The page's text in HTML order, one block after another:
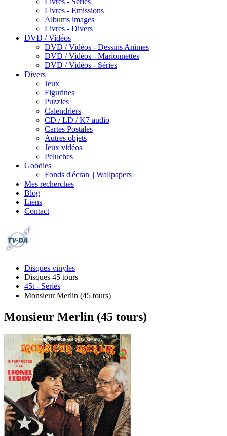
Livres - Emissions
Albums images
Livres - Divers
DVD / Vidéos
DVD / Vidéos - Dessins Animes
DVD / Vidéos - Marionnettes
DVD / Vidéos - Séries
Divers
Jeux
Figurines
Puzzles
Calendriers
CD / LD / K7 audio
Cartes Postales
Autres objets
Jeux vidéos
Peluches
Goodies
Fonds d'écran || Wallpapers
Mes recherches
Blog
Liens
Contact
Disques vinyles
Disques 45 tours
45t - Séries
Monsieur Merlin (45 tours)
Monsieur Merlin (45 tours)